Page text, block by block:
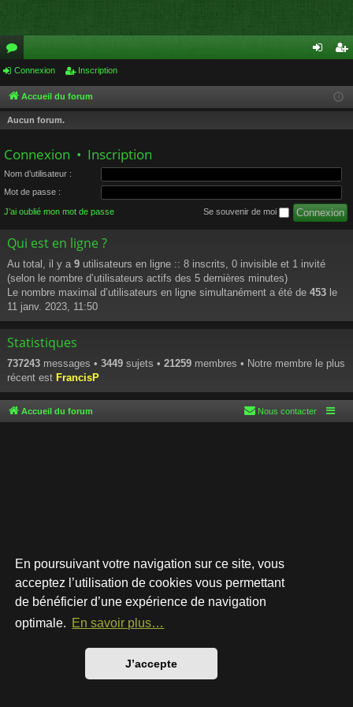
En poursuivant votre navigation sur ce site, vous
acceptez l’utilisation de cookies vous permettant
de bénéficier d’une expérience de navigation
optimale. En savoir plus…
J’accepte
or
u
m
cri
Connexion Inscription
Accueil du forum
Aucun forum.
Connexion • Inscription
Nom d’utilisateur :
Mot de passe :
J’ai oublié mon mot de passe Se souvenir de moi
Qui est en ligne ?
Au total, il y a 9 utilisateurs en ligne :: 8 inscrits, 0 invisible et 1 invité
(selon le nombre d’utilisateurs actifs des 5 dernières minutes)
Le nombre maximal d’utilisateurs en ligne simultanément a été de 453 le
11 janv. 2023, 11:50
Statistiques
737243 messages • 3449 sujets • 21259 membres • Notre membre le plus
récent est FrancisP
Accueil du forum Nous contacter
Développé parphpBB® Forum Software © phpBB Limited
Style par
Traduction française officielle